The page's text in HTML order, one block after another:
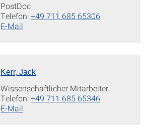
PostDoc
Telefon:+49 711 685 65306
E-Mail
Kerr, Jack
Wissenschaftlicher Mitarbeiter
Telefon:+49 711 685 65346
E-Mail